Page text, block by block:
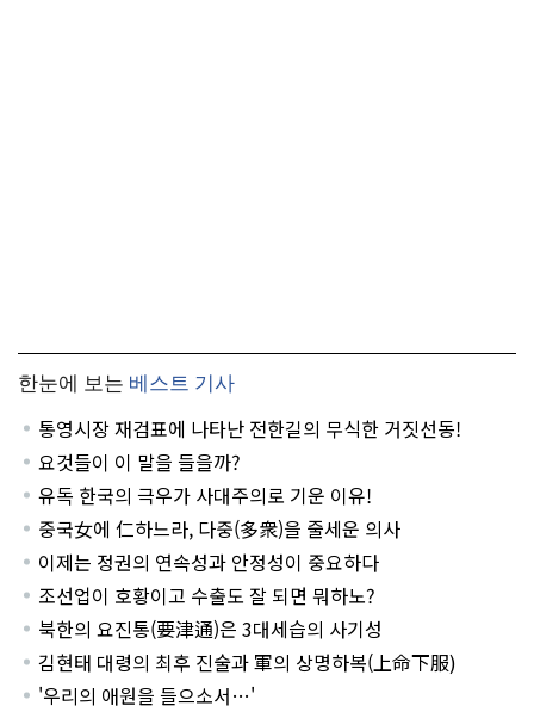
한눈에 보는 베스트 기사
통영시장 재검표에 나타난 전한길의 무식한 거짓선동!
요것들이 이 말을 들을까?
유독 한국의 극우가 사대주의로 기운 이유!
중국女에 仁하느라, 다중(多衆)을 줄세운 의사
이제는 정권의 연속성과 안정성이 중요하다
조선업이 호황이고 수출도 잘 되면 뭐하노?
북한의 요진통(要津通)은 3대세습의 사기성
김현태 대령의 최후 진술과 軍의 상명하복(上命下服)
'우리의 애원을 들으소서…'